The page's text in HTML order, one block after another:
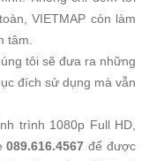
VIETMAP còn làm
tâm.
tôi sẽ đưa ra những
đích sử dụng mà vẫn
trình 1080p Full HD,
089.616.4567để được